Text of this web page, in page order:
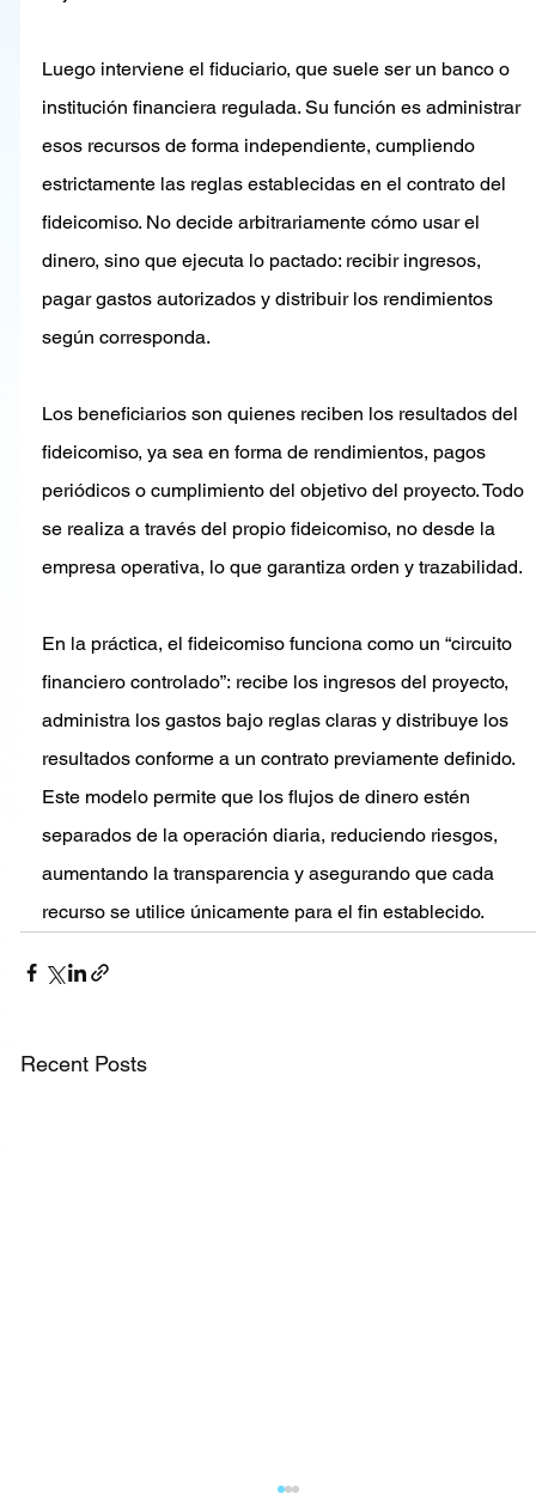
Luego interviene el fiduciario, que suele ser un banco o
institución financiera regulada. Su función es administrar
esos recursos de forma independiente, cumpliendo
estrictamente las reglas establecidas en el contrato del
fideicomiso. No decide arbitrariamente cómo usar el
dinero, sino que ejecuta lo pactado: recibir ingresos,
pagar gastos autorizados y distribuir los rendimientos
según corresponda.
Los beneficiarios son quienes reciben los resultados del
fideicomiso, ya sea en forma de rendimientos, pagos
periódicos o cumplimiento del objetivo del proyecto. Todo
se realiza a través del propio fideicomiso, no desde la
empresa operativa, lo que garantiza orden y trazabilidad.
En la práctica, el fideicomiso funciona como un “circuito
financiero controlado”: recibe los ingresos del proyecto,
administra los gastos bajo reglas claras y distribuye los
resultados conforme a un contrato previamente definido.
Este modelo permite que los flujos de dinero estén
separados de la operación diaria, reduciendo riesgos,
aumentando la transparencia y asegurando que cada
recurso se utilice únicamente para el fin establecido.
Recent Posts